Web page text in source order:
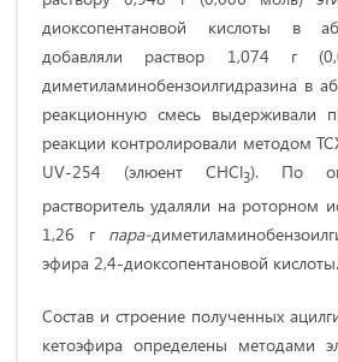
диоксопентановой кислоты в
добавляли раствор 1,074 г
диметиламинобензоилгидразина в
реакционную смесь выдерживали
реакции контролировали методом
UV-254 (элюент CHCl3). По
растворитель удаляли на роторном
1,26 г пара-
эфира 2,4-диоксопентановой
Состав и строение полученных
кетоэфира определены методами